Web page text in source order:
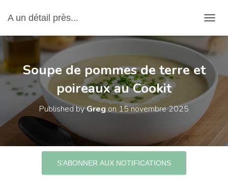
A un détail près...
Soupe de pommes de terre et
poireaux au Cookit
Published byGregon15 novembre 2025
S’ABONNER AUX NOTIFICATIONS